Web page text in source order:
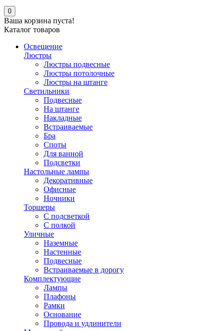
0
Ваша корзина пуста!
Каталог товаров
Освещение
Люстры
Люстры подвесные
Люстры потолочные
Люстры на штанге
Светильники
Подвесные
На штанге
Накладные
Встраиваемые
Бра
Споты
Для ванной
Подсветки
Настольные лампы
Декоративные
Офисные
Ночники
Торшеры
С подсветкой
С полкой
Уличные
Наземные
Настенные
Подвесные
Встраиваемые в дорогу
Комплектующие
Лампы
Плафоны
Рамки
Основание
Провода и удлинители